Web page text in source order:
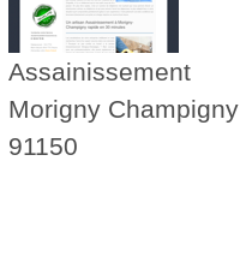
Assainissement
Morigny Champigny
91150